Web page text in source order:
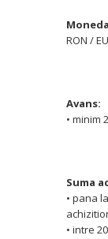
RON /
Avans:
• minim
Suma
• pana
• intre